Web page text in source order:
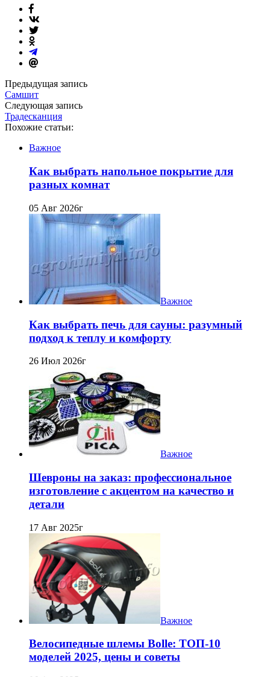
Предыдущая запись
Самшит
Следующая запись
Традесканция
Похожие статьи:
Важное
Как выбрать напольное покрытие для
разных комнат
05 Авг 2026г
Важное
Как выбрать печь для сауны: разумный
подход к теплу и комфорту
26 Июл 2026г
Важное
Шевроны на заказ: профессиональное
изготовление с акцентом на качество и
детали
17 Авг 2025г
Важное
Велосипедные шлемы Bolle: ТОП-10
моделей 2025, цены и советы